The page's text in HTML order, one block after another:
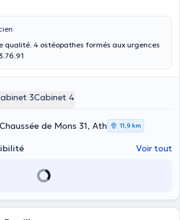
qualité. 4 ostéopathes formés aux urgences
93.76.91
3Cabinet 4
Chaussée de Mons 31, Ath 11,9 km
Voir tout